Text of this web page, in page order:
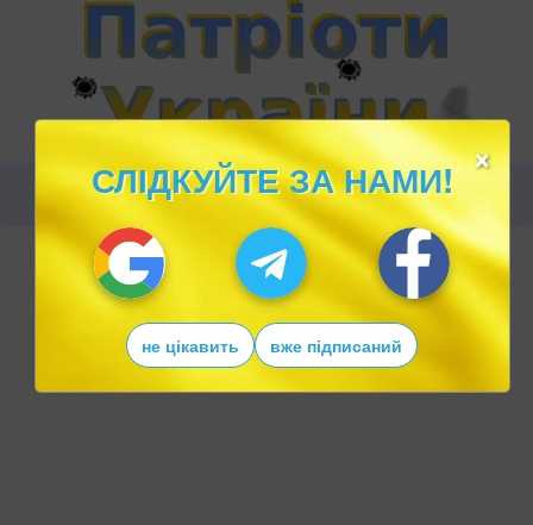
×
СЛІДКУЙТЕ ЗА НАМИ!
не цікавить вже підписаний